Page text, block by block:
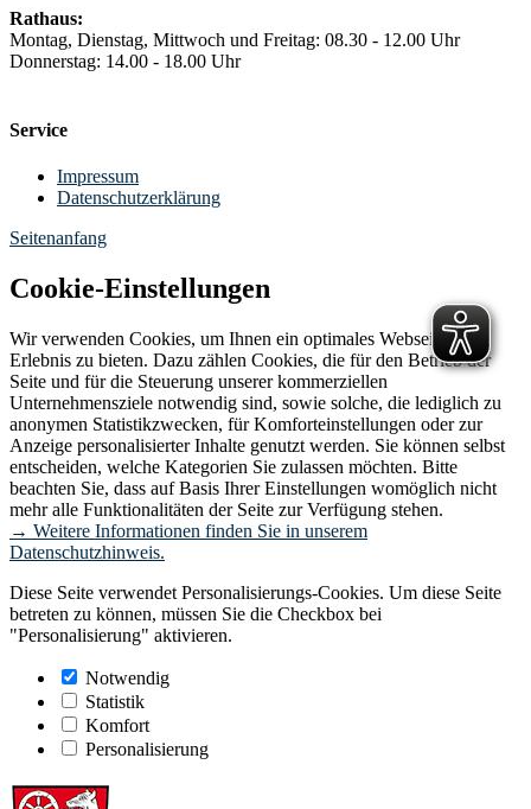
Rathaus:
Montag, Dienstag, Mittwoch und Freitag: 08.30 - 12.00 Uhr
Donnerstag: 14.00 - 18.00 Uhr
Service
Impressum
Datenschutzerklärung
Seitenanfang
Cookie-Einstellungen
Wir verwenden Cookies, um Ihnen ein optimales Webseiten-
Erlebnis zu bieten. Dazu zählen Cookies, die für den Betrieb der
Seite und für die Steuerung unserer kommerziellen
Unternehmensziele notwendig sind, sowie solche, die lediglich zu
anonymen Statistikzwecken, für Komforteinstellungen oder zur
Anzeige personalisierter Inhalte genutzt werden. Sie können selbst
entscheiden, welche Kategorien Sie zulassen möchten. Bitte
beachten Sie, dass auf Basis Ihrer Einstellungen womöglich nicht
mehr alle Funktionalitäten der Seite zur Verfügung stehen.
→ Weitere Informationen finden Sie in unserem
Datenschutzhinweis.
Diese Seite verwendet Personalisierungs-Cookies. Um diese Seite
betreten zu können, müssen Sie die Checkbox bei
"Personalisierung" aktivieren.
Notwendig
Statistik
Komfort
Personalisierung